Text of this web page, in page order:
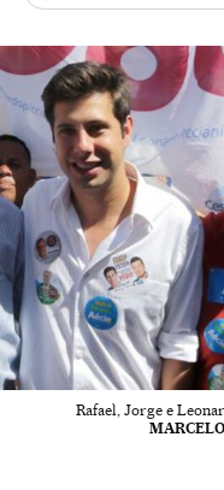
Rafael, Jorge e